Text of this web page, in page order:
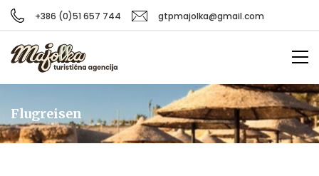
+386 (0)51 657 744 gtpmajolka@gmail.com
Flugreisen